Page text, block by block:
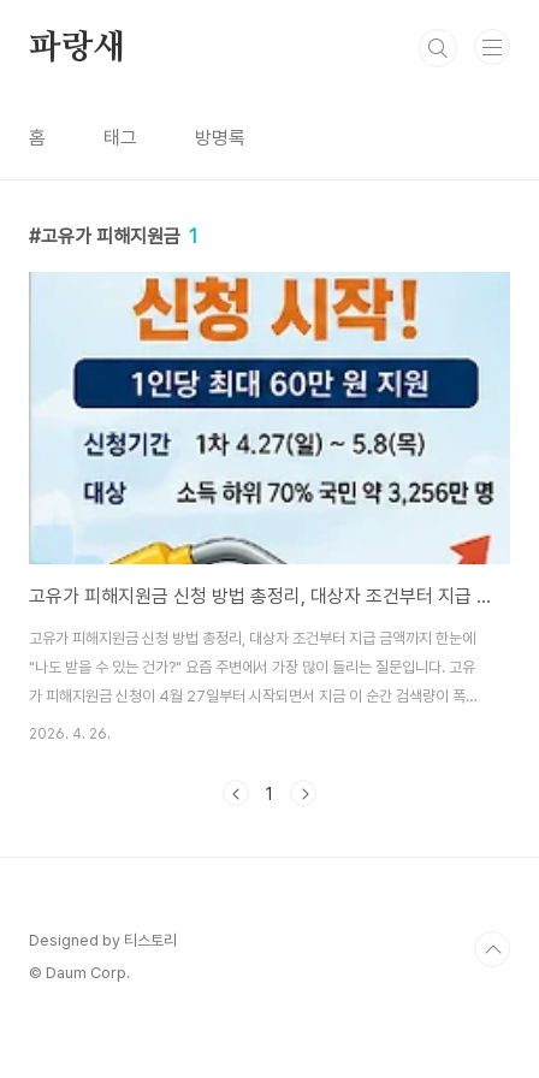
파랑새
홈 태그 방명록
고유가 피해지원금 1
고유가 피해지원금 신청 방법 총정리, 대상자 조건부터 지급 금액까지 한눈에
고유가 피해지원금 신청 방법 총정리, 대상자 조건부터 지급 금액까지 한눈에
"나도 받을 수 있는 건가?" 요즘 주변에서 가장 많이 들리는 질문입니다. 고유
가 피해지원금 신청이 4월 27일부터 시작되면서 지금 이 순간 검색량이 폭발
하고 있는데요. 국민 소득 하위 70%, 약 3,256만 명이 대상이라 "설마 나
최소 10만 원에서 최대 60만 원까지 받을 수 있는 이번 지원금의 신청 방법, 대
2026. 4. 26.
1
Designed by 티스토리
© Daum Corp.